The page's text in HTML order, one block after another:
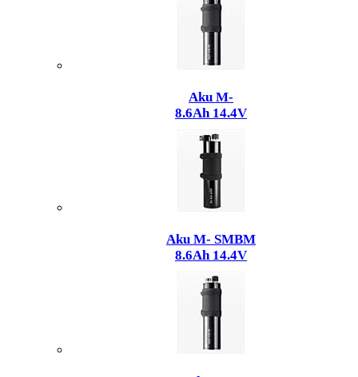
Aku M-
8.6Ah 14.4V
Aku M- SMBM
8.6Ah 14.4V